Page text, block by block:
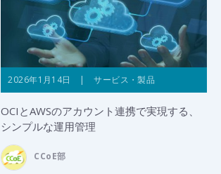
2026年1月14日 | サービス・製品
OCIとAWSのアカウント連携で実現する、
シンプルな運用管理
CCoE部